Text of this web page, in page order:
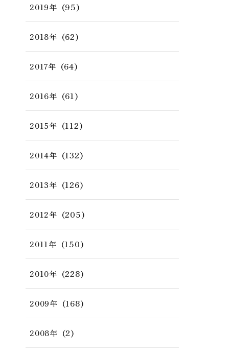
2019年 (95)
2018年 (62)
2017年 (64)
2016年 (61)
2015年 (112)
2014年 (132)
2013年 (126)
2012年 (205)
2011年 (150)
2010年 (228)
2009年 (168)
2008年 (2)